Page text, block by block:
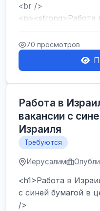
<br />
один из самых
тех, кто ...
70 просмотров
Работа в
вакансии с
Израиля
Требуются
Иерусалим
<h1>Работа в
с синей бумагой в
/>